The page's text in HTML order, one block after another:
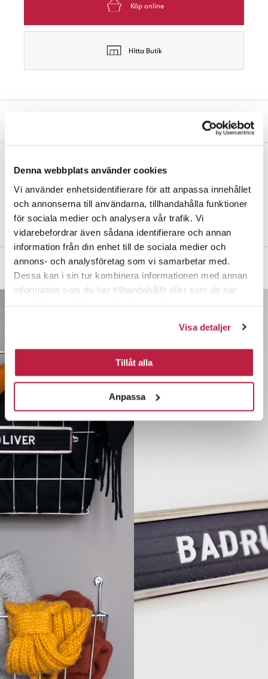
Denna webbplats använder cookies
Vi använder enhetsidentifierare för att anpassa innehållet
och annonserna till användarna, tillhandahålla funktioner
för sociala medier och analysera vår trafik. Vi
vidarebefordrar även sådana identifierare och annan
information från din enhet till de sociala medier och
annons- och analysföretag som vi samarbetar med.
Dessa kan i sin tur kombinera informationen med annan
information som du har tillhandahållit eller som de har
Visa detaljer
Tillåt alla
Anpassa
Köp online
Hitta Butik
Bokstav D av plast. Med klack för smidig fastsättning på räfflad
För återförsäljare: säljes i förpackning om 10 st.
Mått och dimensioner